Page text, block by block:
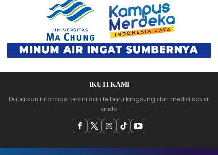
IKUTI KAMI
Dapatkan informasi terkini dan terbaru langsung dari media sosial
anda